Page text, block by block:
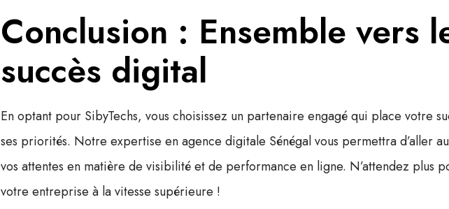
Conclusion : Ensemble vers
succès digital
En optant pour SibyTechs, vous choisissez un partenaire engagé qui place votre
ses priorités. Notre expertise enagence digitale Sénégalvous permettra d’aller
vos attentes en matière de visibilité et de performance en ligne. N’attendez plus
votre entreprise à la vitesse supérieure !